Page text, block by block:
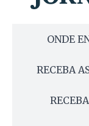
ONDE
RECEBA